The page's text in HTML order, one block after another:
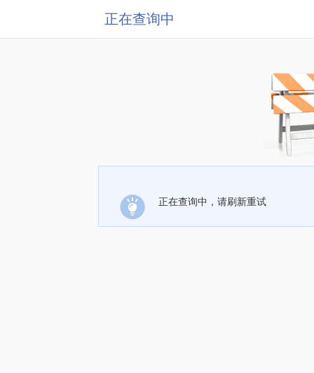
正在查询中
正在查询中，请刷新重试